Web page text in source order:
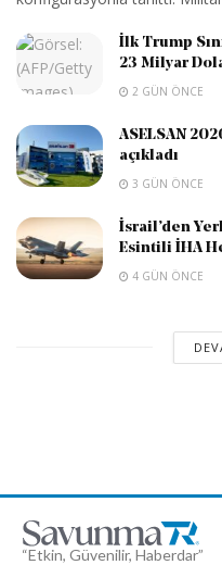
İlk Trump
23 Milyar
2 GÜN ÖNCE
ASELSAN
açıkladı
3 GÜN ÖNCE
İsrail’den
Esintili İHA
4 GÜN ÖNCE
“Etkin, Güvenilir, Haberdar”